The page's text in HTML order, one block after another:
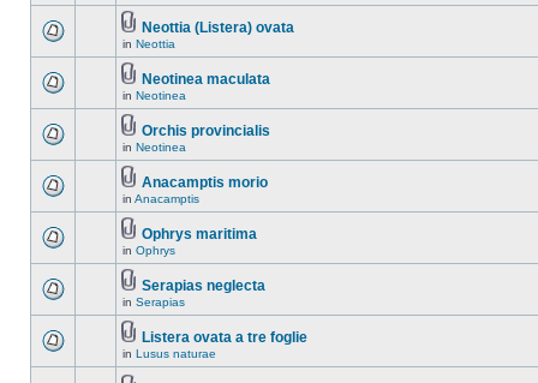
Neottia (Listera) ovata
in Neottia
Neotinea maculata
in Neotinea
Orchis provincialis
in Neotinea
Anacamptis morio
in Anacamptis
Ophrys maritima
in Ophrys
Serapias neglecta
in Serapias
Listera ovata a tre foglie
in Lusus naturae